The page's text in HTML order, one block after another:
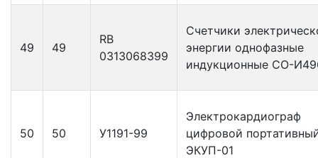
49 49
RB
0313068399
Счетчики
энергии однофазные
индукционные СО-
50 50 У1191-99
Электрокардиограф
цифровой
ЭКУП-01